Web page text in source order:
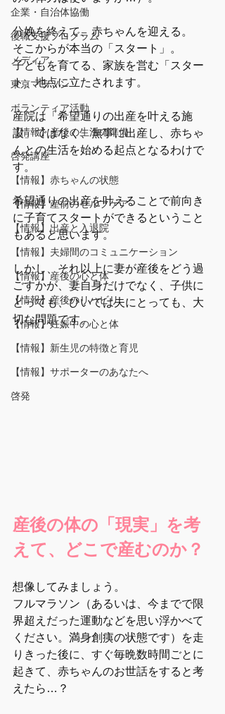
企業・自治体協働
復職支援プログラム
メディア
東京マラソン
ボランティア活動
【情報】産後の生活の準備
啓発講座
【情報】赤ちゃんの状態
【情報】産前のセルフケア
【情報】出産と入退院
【情報】夫婦間のコミュニケーション
【情報】産後の心と体
【情報】産後のリハビリ
【情報】妊娠中の心と体
【情報】新生児の特徴と育児
【情報】サポーターのあなたへ
啓発
分娩を終えて、赤ちゃんを迎える。
そこからが本当の「スタート」。
子どもを育てる、家族を営む「スター
ト」地点に立たされます。
産院は「希望通りの出産を叶える施
設」ではなく、無事に出産し、赤ちゃ
んとの生活を始める起点となるわけで
す。
希望通りの出産を叶えることで前向き
に子育てスタートができるということ
もあると思います。
しかし、それ以上に妻が産後をどう過
ごすかが、妻自身だけでなく、子供に
とっても、ひいては夫にとっても、大
切な問題です。
産後の体の「現実」を考
えて、どこで産むのか？
想像してみましょう。
フルマラソン（あるいは、今までで限
界超えだった運動などを思い浮かべて
ください。満身創痍の状態です）を走
りきった後に、すぐ毎晩数時間ごとに
起きて、赤ちゃんのお世話をすると考
えたら…？